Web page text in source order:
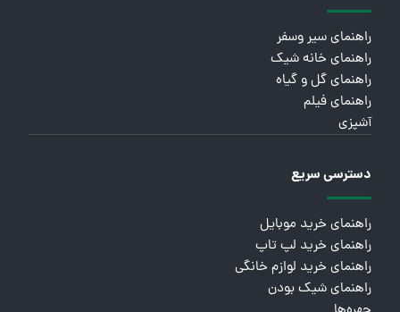
راهنمای سیر وسفر
راهنمای خانه شیک
راهنمای گل و گیاه
راهنمای فیلم
آشپزی
دسترسی سریع
راهنمای خرید موبایل
راهنمای خرید لپ تاپ
راهنمای خرید لوازم خانگی
راهنمای شیک بودن